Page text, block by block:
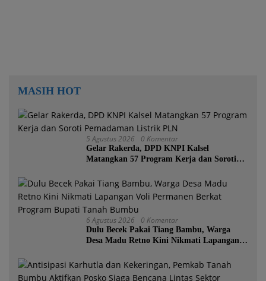
MASIH HOT
5 Agustus 2026 0 Komentar
Gelar Rakerda, DPD KNPI Kalsel
Matangkan 57 Program Kerja dan Soroti
6 Agustus 2026 0 Komentar
Dulu Becek Pakai Tiang Bambu, Warga
Desa Madu Retno Kini Nikmati Lapangan
Tanah Bumbu